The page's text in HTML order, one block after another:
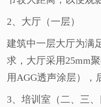
2、 大厅（一层）
建筑中一层大厅为满
求，大厅采用25mm
用AGG透声涂层），
3、培训室（二、三